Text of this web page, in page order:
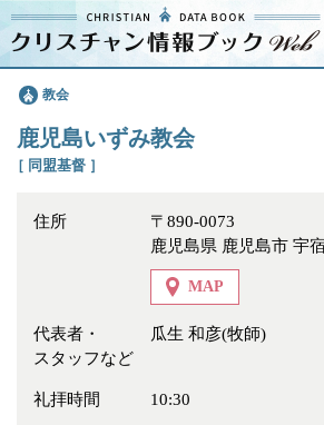
クリスチャン
情報ブックとは
News &
よくあるご質問
ジャンル
教会
鹿児島いずみ教会
［ 同盟基督 ］
住所
〒890-0073
鹿児島県 鹿児島市 宇
MAP
代表者・
スタッフなど
瓜生 和彦(牧師)
礼拝時間 10:30